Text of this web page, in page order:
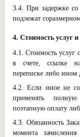
3.4. При задержке со
подлежат
4. Стоимость услуг
4.1. Стоимость услуг
в счете, ссылке
переписке либо ином
4.2. Если иное не
применять полную
поэтапную оплату
4.3. Обязанность
момента